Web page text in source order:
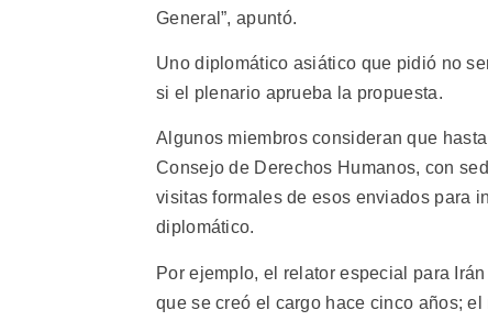
General”, apuntó.
Uno diplomático asiático que pidió no
si el plenario aprueba la propuesta.
Algunos miembros consideran que
Consejo de Derechos Humanos, con
visitas formales de esos enviados para
diplomático.
Por ejemplo, el relator especial para
que se creó el cargo hace cinco años;